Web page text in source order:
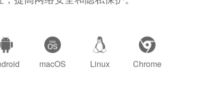
macOS Linux Chrome